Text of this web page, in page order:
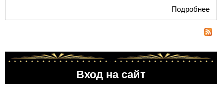
Подробнее
в
Вход на сайт